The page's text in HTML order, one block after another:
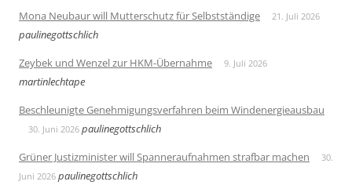
Mona Neubaur will Mutterschutz für Selbstständige 21. Juli 2026
paulinegottschlich
Zeybek und Wenzel zur HKM-Übernahme
9. Juli 2026
martinlechtape
Beschleunigte Genehmigungsverfahren beim Windenergieausbau
30. Juni 2026 paulinegottschlich
Grüner Justizminister will Spanneraufnahmen strafbar machen
30.
Juni 2026 paulinegottschlich